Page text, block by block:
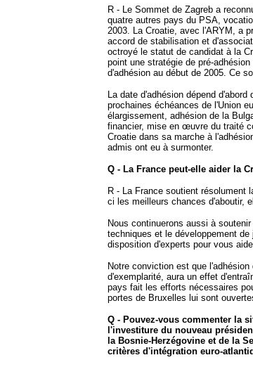
R - Le Sommet de Zagreb a
quatre autres pays du PSA,
2003. La Croatie, avec l'ARYM, a
accord de stabilisation et
octroyé le statut de candidat à la
point une stratégie de pré-
d'adhésion au début de 2005. Ce
La date d'adhésion dépend
prochaines échéances de l'Union
élargissement, adhésion de la
financier, mise en œuvre du traité
Croatie dans sa marche à
admis ont eu à surmonter.
Q - La France peut-elle aider la
R - La France soutient résolument
ci les meilleurs chances d'aboutir,
Nous continuerons aussi à
techniques et le développement
disposition d'experts pour vous
Notre conviction est que
d'exemplarité, aura un effet
pays fait les efforts nécessaires
portes de Bruxelles lui sont
Q - Pouvez-vous commenter la
l'investiture du nouveau
la Bosnie-Herzégovine et de la
critères d'intégration euro-